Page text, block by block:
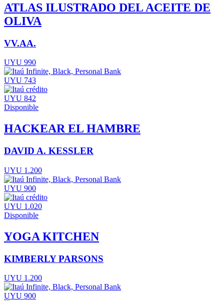
ATLAS ILUSTRADO DEL ACEITE DE
OLIVA
VV.AA.
UYU 990
UYU 743
UYU 842
Disponible
HACKEAR EL HAMBRE
DAVID A. KESSLER
UYU 1.200
UYU 900
UYU 1.020
Disponible
YOGA KITCHEN
KIMBERLY PARSONS
UYU 1.200
UYU 900